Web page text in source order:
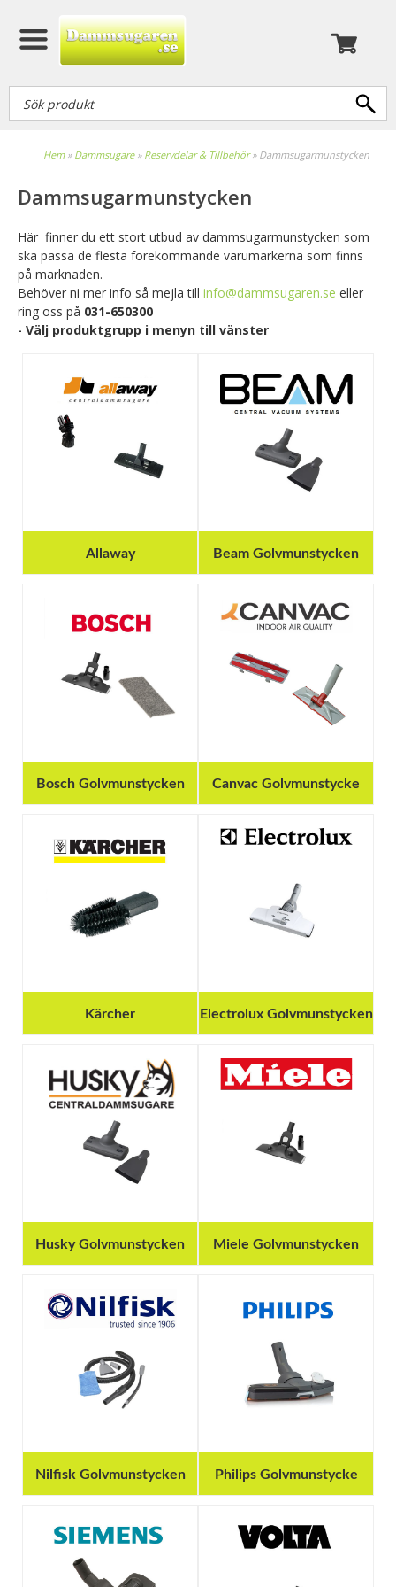
Hem» Dammsugare» Reservdelar & Tillbehör» Dammsugarmunstycken
Dammsugarmunstycken
Här finner du ett stort utbud av dammsugarmunstycken som
ska passa de flesta förekommande varumärkerna som finns
på marknaden.
Behöver ni mer info så mejla till info@dammsugaren.se eller
ring oss på 031-650300
- Välj produktgrupp i menyn till vänster
Allaway Beam Golvmunstycken
Bosch Golvmunstycken Canvac Golvmunstycke
Kärcher Electrolux Golvmunstycken
Husky Golvmunstycken Miele Golvmunstycken
Nilfisk Golvmunstycken Philips Golvmunstycke